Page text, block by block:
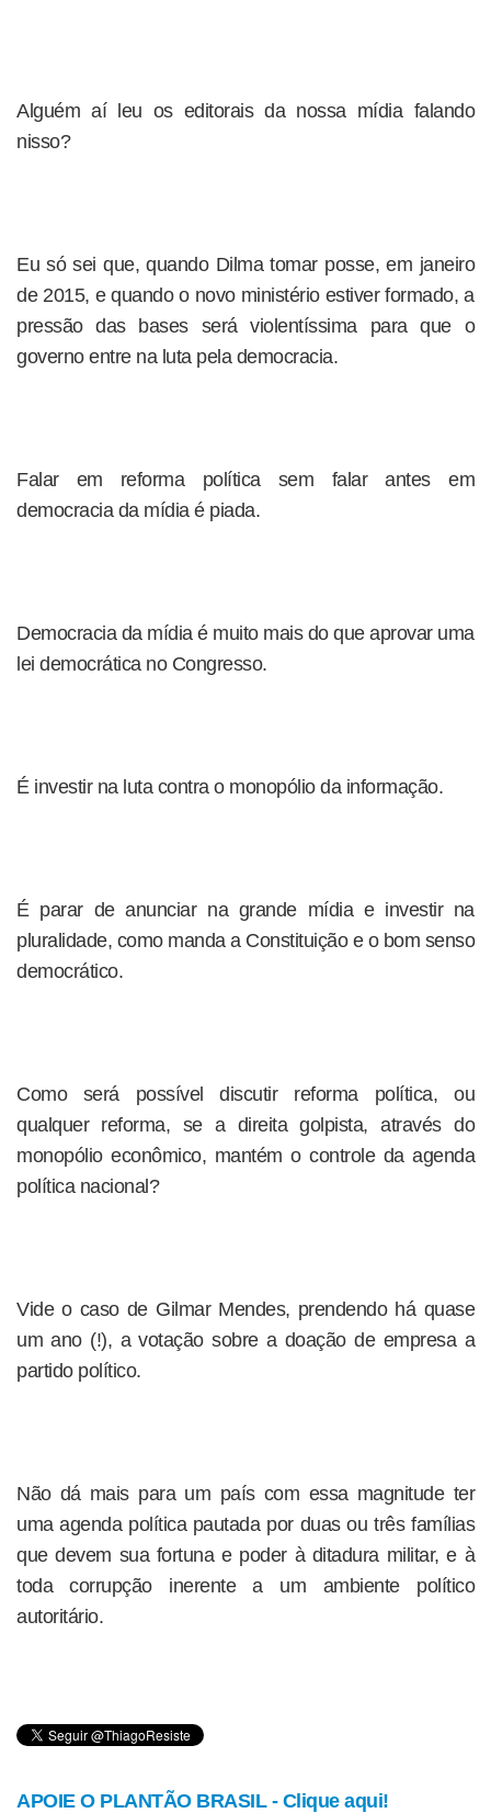
Alguém aí leu os editorais da nossa mídia falando
nisso?
Eu só sei que, quando Dilma tomar posse, em janeiro
de 2015, e quando o novo ministério estiver formado, a
pressão das bases será violentíssima para que o
governo entre na luta pela democracia.
Falar em reforma política sem falar antes em
democracia da mídia é piada.
Democracia da mídia é muito mais do que aprovar uma
lei democrática no Congresso.
É investir na luta contra o monopólio da informação.
É parar de anunciar na grande mídia e investir na
pluralidade, como manda a Constituição e o bom senso
democrático.
Como será possível discutir reforma política, ou
qualquer reforma, se a direita golpista, através do
monopólio econômico, mantém o controle da agenda
política nacional?
Vide o caso de Gilmar Mendes, prendendo há quase
um ano (!), a votação sobre a doação de empresa a
partido político.
Não dá mais para um país com essa magnitude ter
uma agenda política pautada por duas ou três famílias
que devem sua fortuna e poder à ditadura militar, e à
toda corrupção inerente a um ambiente político
autoritário.
APOIE O PLANTÃO BRASIL - Clique aqui!